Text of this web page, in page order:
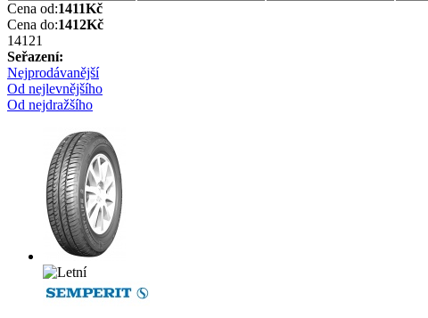
Cena od:1411Kč
Cena do:1412Kč
14121
Seřazení:
Nejprodávanější
Od nejlevnějšího
Od nejdražšího